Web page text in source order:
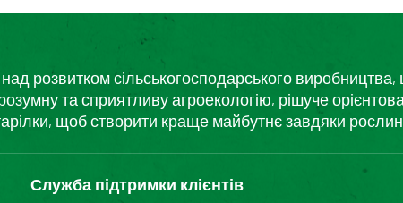
розвитком сільськогосподарського
та сприятливу агроекологію, рішуче
щоб створити краще майбутнє завдяки
Служба підтримки клієнтів